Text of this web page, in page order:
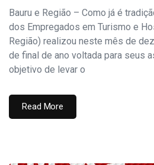
Bauru e Região – Como já é
dos Empregados em Turismo e
Região) realizou neste mês de
de final de ano voltada para seus
objetivo de levar o
Read More